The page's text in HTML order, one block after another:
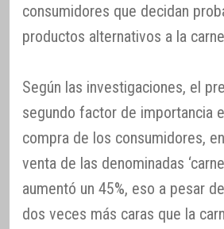
consumidores que decidan
productos alternativos a la
Según las investigaciones, el
segundo factor de importancia
compra de los consumidores,
venta de las denominadas
aumentó un 45%, eso a pesar
dos veces más caras que la